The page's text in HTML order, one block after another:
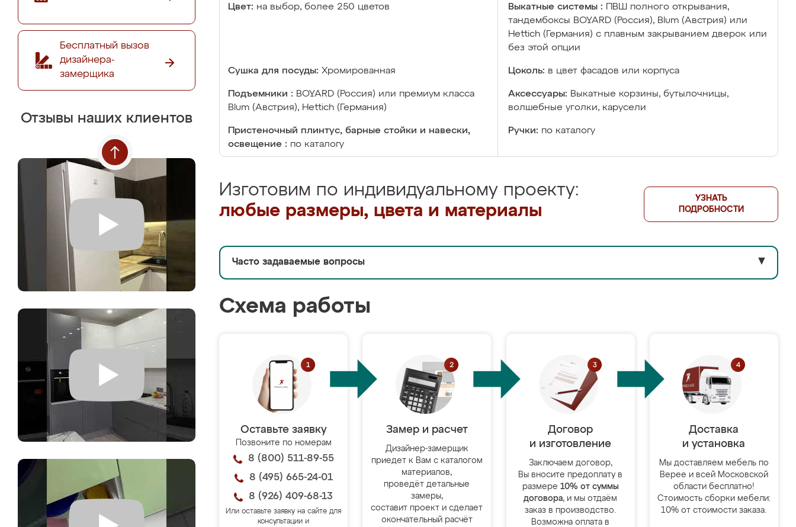
Бесплатный вызов
дизайнера-
замерщика
Отзывы наших клиентов
Цвет: на выбор, более 250 цветов Выкатные системы :
ПВШ полного открывания,
тандембоксы BOYARD (Россия), Blum (Австрия) или
Hettich (Германия) с плавным закрыванием дверок или
без этой опции
Сушка для посуды: Хромированная Цоколь: в цвет фасадов или корпуса
Подъемники : BOYARD (Россия) или премиум класса
Blum (Австрия), Hettich (Германия)
Аксессуары: Выкатные корзины, бутылочницы,
волшебные уголки, карусели
Пристеночный плинтус, барные стойки и навески,
освещение : по каталогу
Ручки: по каталогу
Изготовим по индивидуальному проекту:
любые размеры, цвета и материалы
УЗНАТЬ
ПОДРОБНОСТИ
Часто задаваемые вопросы ▼
Схема работы
Оставьте заявку
Позвоните по номерам
8 (800) 511-89-55
8 (495) 665-24-01
8 (926) 409-68-13
Или оставьте заявку на сайте для
консультации и
Замер и расчет
Дизайнер-замерщик
приедет к Вам с каталогом
материалов,
проведёт детальные
замеры,
составит проект и сделает
окончательный расчёт
Договор
и изготовление
Заключаем договор,
Вы вносите предоплату в
размере 10% от суммы
договора, и мы отдаём
заказ в производство.
Возможна оплата в
Доставка
и установка
Мы доставляем мебель по
Верее и всей Московской
области бесплатно!
Стоимость сборки мебели:
10% от стоимости заказа.